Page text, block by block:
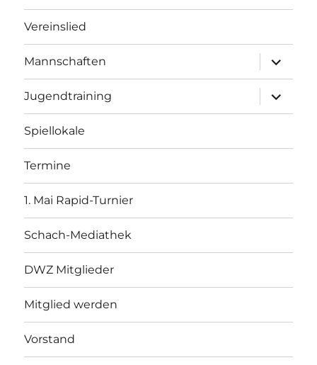
Vereinslied
Mannschaften
öffnen
Jugendtraining
öffnen
Spiellokale
Termine
1. Mai Rapid-Turnier
Schach-Mediathek
DWZ Mitglieder
Mitglied werden
Vorstand